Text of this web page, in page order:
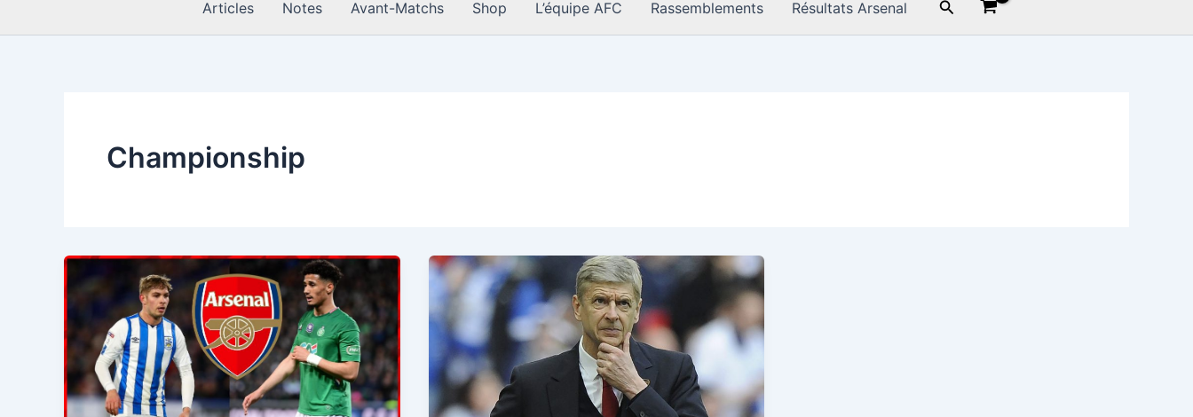
Articles Notes Avant-Matchs Shop L’équipe AFC Rassemblements Résultats Arsenal Rechercher
Championship